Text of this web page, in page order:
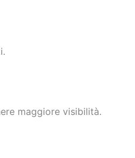
maggiore visibilità.